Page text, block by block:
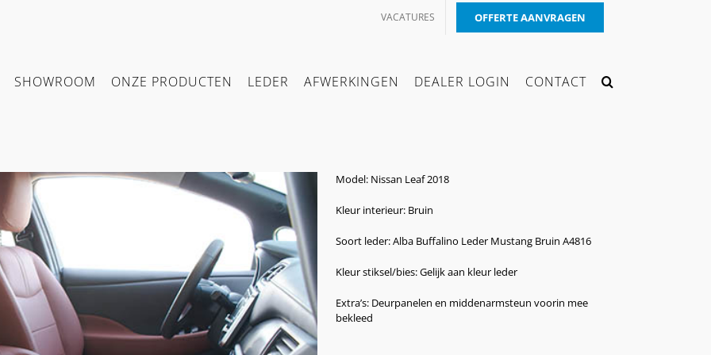
VACATURES OFFERTE AANVRAGEN
SHOWROOM ONZE PRODUCTEN LEDER AFWERKINGEN DEALER LOGIN CONTACT
Model: Nissan Leaf 2018
Kleur interieur: Bruin
Soort leder: Alba Buffalino Leder Mustang Bruin A4816
Kleur stiksel/bies: Gelijk aan kleur leder
Extra’s: Deurpanelen en middenarmsteun voorin mee
bekleed